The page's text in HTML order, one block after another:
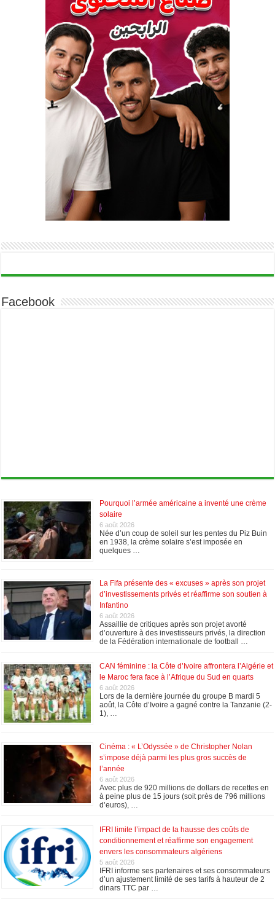
Facebook
Pourquoi l’armée américaine a inventé une crème
solaire
6 août 2026
Née d’un coup de soleil sur les pentes du Piz Buin
en 1938, la crème solaire s’est imposée en
quelques …
La Fifa présente des « excuses » après son projet
d’investissements privés et réaffirme son soutien à
Infantino
6 août 2026
Assaillie de critiques après son projet avorté
d’ouverture à des investisseurs privés, la direction
de la Fédération internationale de football …
CAN féminine : la Côte d’Ivoire affrontera l’Algérie et
le Maroc fera face à l’Afrique du Sud en quarts
6 août 2026
Lors de la dernière journée du groupe B mardi 5
août, la Côte d’Ivoire a gagné contre la Tanzanie (2-
1), …
Cinéma : « L’Odyssée » de Christopher Nolan
s’impose déjà parmi les plus gros succès de
l’année
6 août 2026
Avec plus de 920 millions de dollars de recettes en
à peine plus de 15 jours (soit près de 796 millions
d’euros), …
IFRI limite l’impact de la hausse des coûts de
conditionnement et réaffirme son engagement
envers les consommateurs algériens
5 août 2026
IFRI informe ses partenaires et ses consommateurs
d’un ajustement limité de ses tarifs à hauteur de 2
dinars TTC par …